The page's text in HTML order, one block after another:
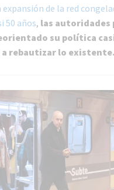
expansión de la red
50 años, las autoridades
su política
rebautizar lo existente.